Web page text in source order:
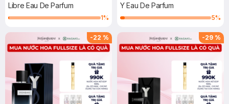
Libre Eau De Parfum
1%
Y Eau De Parfum
5%
-22 % -29 %